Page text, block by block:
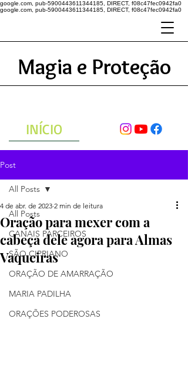
google.com, pub-5900443611344185, DIRECT, f08c47fec0942fa0
google.com, pub-5900443611344185, DIRECT, f08c47fec0942fa0
Magia e Proteção
INÍCIO
Post
All Posts
CANAIS PARCEIROS
SÃO CIPRIANO
ORAÇÃO DE AMARRAÇÃO
MARIA PADILHA
ORAÇÕES PODEROSAS
All Posts
Oração para mexer com a
cabeça dele agora para Almas
Vaqueiras
4 de abr. de 2023 2 min de leitura